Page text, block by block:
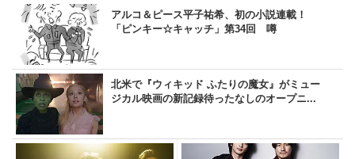
アルコ＆ピース平子祐希、初の小説連載！
「ピンキー☆キャッチ」第34回 噂
北米で『ウィキッド ふたりの魔女』がミュー
ジカル映画の新記録待ったなしのオープニ...